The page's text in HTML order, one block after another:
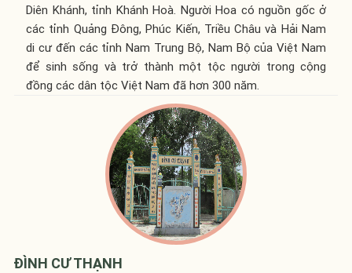
Diên Khánh, tỉnh Khánh Hoà. Người Hoa có nguồn gốc ở
các tỉnh Quảng Đông, Phúc Kiến, Triều Châu và Hải Nam
di cư đến các tỉnh Nam Trung Bộ, Nam Bộ của Việt Nam
để sinh sống và trở thành một tộc người trong cộng
đồng các dân tộc Việt Nam đã hơn 300 năm.
ĐÌNH CƯ THẠNH